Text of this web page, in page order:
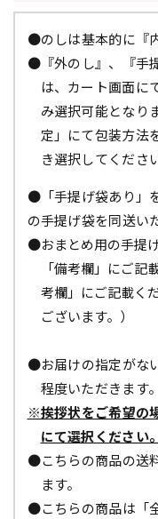
●のしは基本的に『
●『外のし』、『手
は、カート画面に
み選択可能となり
定」にて包装方法
き選択してくださ
●「手提げ袋あり」
の手提げ袋を同送い
●おまとめ用の手提
「備考欄」にご記
考欄」にご記載く
ございます。）
●お届けの指定がな
程度いただきます。
※挨拶状をご希望の
にて選択ください。
●こちらの商品の送
ます。
●こちらの商品は「